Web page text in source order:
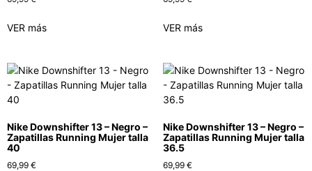
VER más VER más
Nike Downshifter 13 – Negro –
Zapatillas Running Mujer talla
40
69,99 €
Nike Downshifter 13 – Negro –
Zapatillas Running Mujer talla
36.5
69,99 €